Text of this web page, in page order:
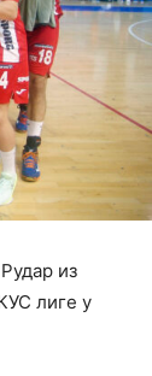
из
лиге у